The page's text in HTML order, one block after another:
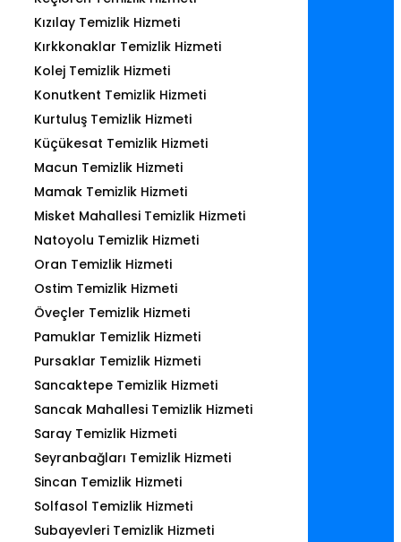
Kızılay Temizlik Hizmeti
Kırkkonaklar Temizlik Hizmeti
Kolej Temizlik Hizmeti
Konutkent Temizlik Hizmeti
Kurtuluş Temizlik Hizmeti
Küçükesat Temizlik Hizmeti
Macun Temizlik Hizmeti
Mamak Temizlik Hizmeti
Misket Mahallesi Temizlik Hizmeti
Natoyolu Temizlik Hizmeti
Oran Temizlik Hizmeti
Ostim Temizlik Hizmeti
Öveçler Temizlik Hizmeti
Pamuklar Temizlik Hizmeti
Pursaklar Temizlik Hizmeti
Sancaktepe Temizlik Hizmeti
Sancak Mahallesi Temizlik Hizmeti
Saray Temizlik Hizmeti
Seyranbağları Temizlik Hizmeti
Sincan Temizlik Hizmeti
Solfasol Temizlik Hizmeti
Subayevleri Temizlik Hizmeti